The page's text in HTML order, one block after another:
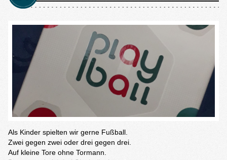
Als Kinder spielten wir gerne Fußball.
Zwei gegen zwei oder drei gegen drei.
Auf kleine Tore ohne Tormann.